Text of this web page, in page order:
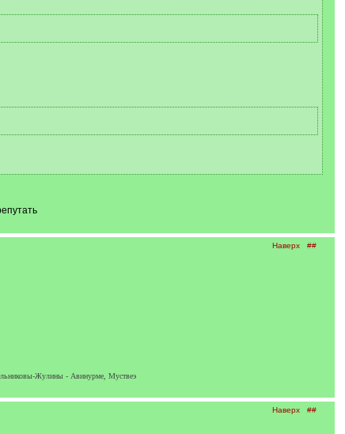
Наверх ##
Жулины - Авинурме, Муствеэ
Наверх ##